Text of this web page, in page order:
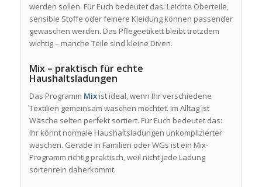
werden sollen. Für Euch bedeutet das: Leichte Oberteile,
sensible Stoffe oder feinere Kleidung können passender
gewaschen werden. Das Pflegeetikett bleibt trotzdem
wichtig – manche Teile sind kleine Diven.
Mix – praktisch für echte
Haushaltsladungen
Das Programm Mixist ideal, wenn Ihr verschiedene
Textilien gemeinsam waschen möchtet. Im Alltag ist
Wäsche selten perfekt sortiert. Für Euch bedeutet das:
Ihr könnt normale Haushaltsladungen unkomplizierter
waschen. Gerade in Familien oder WGs ist ein Mix-
Programm richtig praktisch, weil nicht jede Ladung
sortenrein daherkommt.